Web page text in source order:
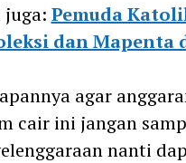
juga: Pemuda
dan Mapenta
agar
cair ini jangan
nanti